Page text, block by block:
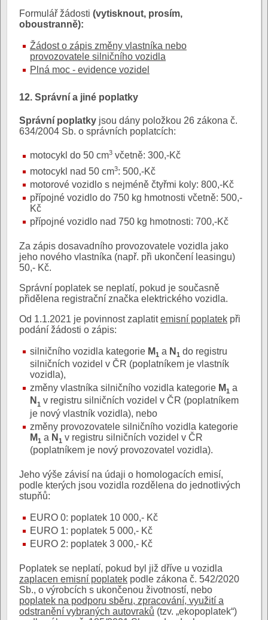
Formulář žádosti (vytisknout, prosím,
oboustranně):
Žádost o zápis změny vlastníka nebo
provozovatele silničního vozidla
Plná moc - evidence vozidel
12. Správní a jiné poplatky
Správní poplatky jsou dány položkou 26 zákona č.
634/2004 Sb. o správních poplatcích:
motocykl do 50 cm3 včetně: 300,-Kč
motocykl nad 50 cm3: 500,-Kč
motorové vozidlo s nejméně čtyřmi koly: 800,-Kč
přípojné vozidlo do 750 kg hmotnosti včetně: 500,-
Kč
přípojné vozidlo nad 750 kg hmotnosti: 700,-Kč
Za zápis dosavadního provozovatele vozidla jako
jeho nového vlastníka (např. při ukončení leasingu)
50,- Kč.
Správní poplatek se neplatí, pokud je současně
přidělena registrační značka elektrického vozidla.
Od 1.1.2021 je povinnost zaplatitemisní poplatek při
podání žádosti o zápis:
silničního vozidla kategorie M1 a N 1 do registru
silničních vozidel v ČR (poplatníkem je vlastník
vozidla),
změny vlastníka silničního vozidla kategorie M1 a
N 1 v registru silničních vozidel v ČR (poplatníkem
je nový vlastník vozidla), nebo
změny provozovatele silničního vozidla kategorie
M1 a N 1 v registru silničních vozidel v ČR
(poplatníkem je nový provozovatel vozidla).
Jeho výše závisí na údaji o homologacích emisí,
podle kterých jsou vozidla rozdělena do jednotlivých
stupňů:
EURO 0: poplatek 10 000,- Kč
EURO 1: poplatek 5 000,- Kč
EURO 2: poplatek 3 000,- Kč
Poplatek se neplatí, pokud byl již dříve u vozidla
zaplacen emisní poplatek podle zákona č. 542/2020
Sb., o výrobcích s ukončenou životností, nebo
poplatek na podporu sběru, zpracování, využití a
odstranění vybraných autovraků (tzv. „ekopoplatek“)